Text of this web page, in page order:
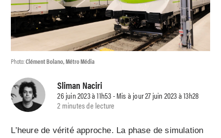
Photo:Clément Bolano, Métro Média
Sliman Naciri
26 juin 2023 à 11h53 - Mis à jour 27 juin 2023 à 13h28
2 minutes de lecture
L’heure de vérité approche. La phase de simulation